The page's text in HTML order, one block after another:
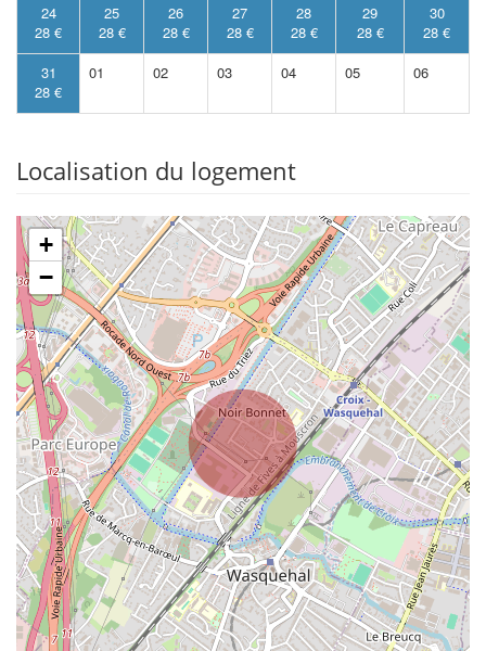
24
28 €
25
28 €
26
28 €
27
28 €
28
28 €
29
28 €
30
28 €
31
28 €
01 02 03 04 05 06
Localisation du logement
+
−